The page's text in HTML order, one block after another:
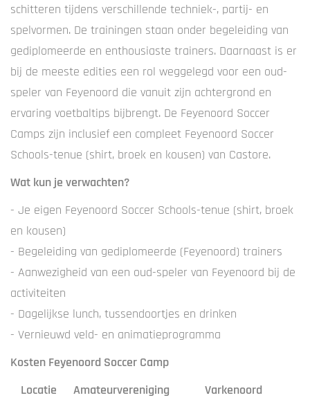
schitteren tijdens verschillende techniek-, partij- en
spelvormen. De trainingen staan onder begeleiding van
gediplomeerde en enthousiaste trainers. Daarnaast is er
bij de meeste edities een rol weggelegd voor een oud-
speler van Feyenoord die vanuit zijn achtergrond en
ervaring voetbaltips bijbrengt. De Feyenoord Soccer
Camps zijn inclusief een compleet Feyenoord Soccer
Schools-tenue (shirt, broek en kousen) van Castore.
Wat kun je verwachten?
- Je eigen Feyenoord Soccer Schools-tenue (shirt, broek
en kousen)
- Begeleiding van gediplomeerde (Feyenoord) trainers
- Aanwezigheid van een oud-speler van Feyenoord bij de
activiteiten
- Dagelijkse lunch, tussendoortjes en drinken
- Vernieuwd veld- en animatieprogramma
Kosten Feyenoord Soccer Camp
Locatie
Amateurvereniging
Varkenoord